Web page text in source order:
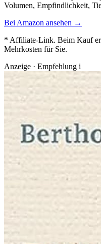
Volumen, Empfindlichkeit,
Bei Amazon ansehen →
* Affiliate-Link. Beim Kauf
Mehrkosten für Sie.
Anzeige · Empfehlung i